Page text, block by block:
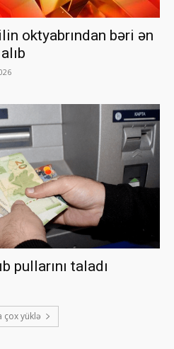
oktyabrından bəri ən
pullarını taladı
çox yüklə